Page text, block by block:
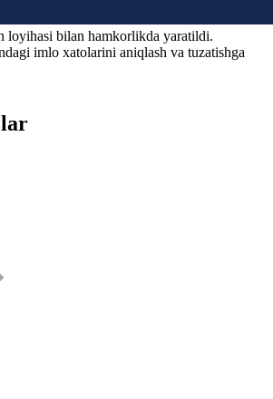
loyihasi bilan hamkorlikda yaratildi.
imlo xatolarini aniqlash va tuzatishga